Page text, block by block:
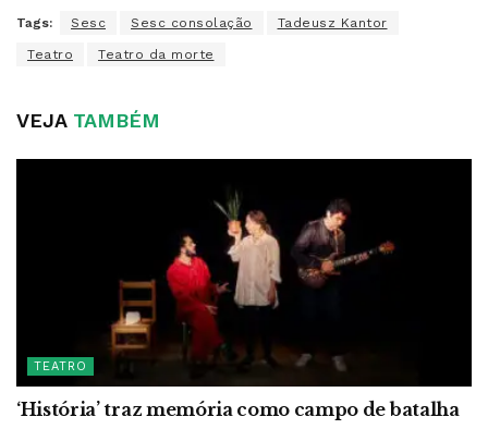
Tags: Sesc Sesc consolação Tadeusz Kantor
Teatro Teatro da morte
VEJATAMBÉM
TEATRO
‘História’ traz memória como campo de batalha